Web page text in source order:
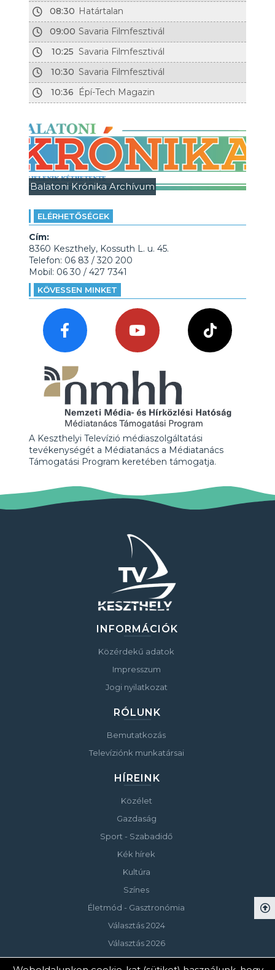
08:30 Határtalan
09:00 Savaria Filmfesztivál
10:25 Savaria Filmfesztivál
10:30 Savaria Filmfesztivál
10:36
Épí-Tech Magazin
Balatoni Krónika Archívum
ELÉRHETŐSÉGEK
Cím:
8360 Keszthely, Kossuth L. u. 45.
Telefon: 06 83 / 320 200
Mobil: 06 30 / 427 7341
KÖVESSEN MINKET
A Keszthelyi Televízió médiaszolgáltatási
tevékenységét a Médiatanács a Médiatanács
Támogatási Program keretében támogatja.
INFORMÁCIÓK
Közérdekű adatok
Impresszum
Jogi nyilatkozat
RÓLUNK
Bemutatkozás
Televíziónk munkatársai
HÍREINK
Közélet
Gazdaság
Sport - Szabadidő
Kék hírek
Kultúra
Színes
Életmód - Gasztronómia
Választás 2024
Választás 2026